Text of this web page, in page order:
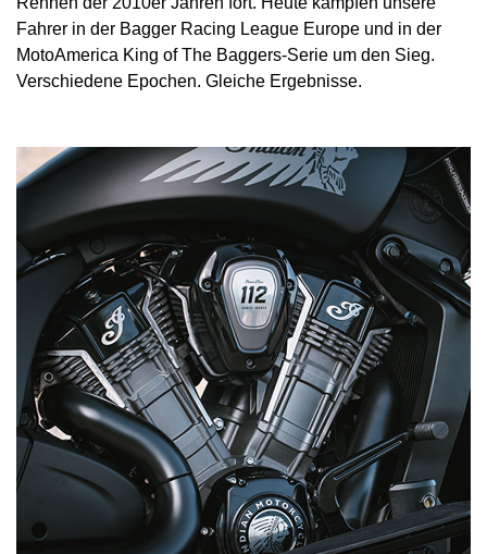
Fahrer in der Bagger Racing League Europe und in der
MotoAmerica King of The Baggers-Serie um den Sieg.
Verschiedene Epochen. Gleiche Ergebnisse.